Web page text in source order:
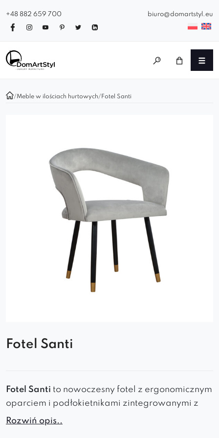
+48 882 659 700 biuro@domartstyl.eu
/Meble w ilościach hurtowych/ Fotel Santi
Fotel Santi
Fotel Santi to nowoczesny fotel z ergonomicznym
oparciem i podłokietnikami zintegrowanymi z
siedziskiem. Jego lekka forma i wygodna
Rozwiń opis..